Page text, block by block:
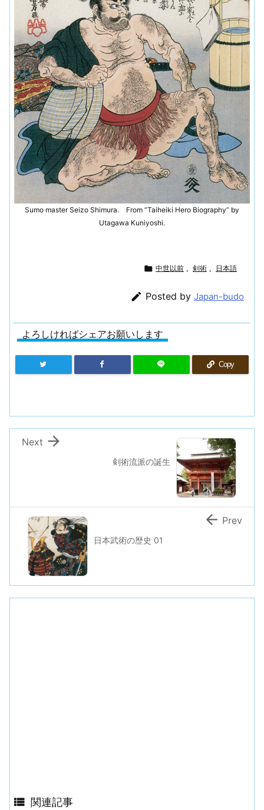
Sumo master Seizo Shimura. From “Taiheiki Hero Biography” by
Utagawa Kuniyoshi.
 中世以前 , 剣術 , 日本語
 Posted by Japan-budo
よろしければシェアお願いします
Copy
剣術流派の誕生

Next
日本武術の歴史 01
 Prev
 関連記事